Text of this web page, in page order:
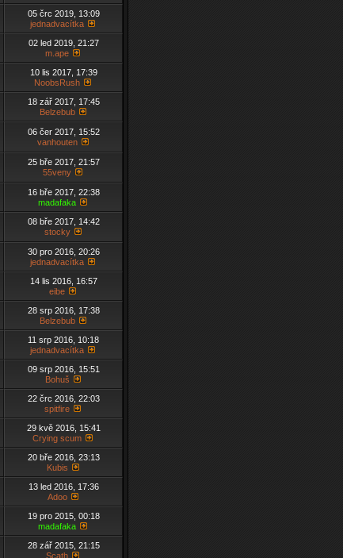
05 črc 2019, 13:09
jednadvacítka
02 led 2019, 21:27
m.ape
10 lis 2017, 17:39
NoobsRush
18 zář 2017, 17:45
Belzebub
06 čer 2017, 15:52
vanhouten
25 bře 2017, 21:57
55veny
16 bře 2017, 22:38
madafaka
08 bře 2017, 14:42
stocky
30 pro 2016, 20:26
jednadvacítka
14 lis 2016, 16:57
eibe
28 srp 2016, 17:38
Belzebub
11 srp 2016, 10:18
jednadvacítka
09 srp 2016, 15:51
Bohuš
22 črc 2016, 22:03
spitfire
29 kvě 2016, 15:41
Crying scum
20 bře 2016, 23:13
Kubis
13 led 2016, 17:36
Adoo
19 pro 2015, 00:18
madafaka
28 zář 2015, 21:15
Scath